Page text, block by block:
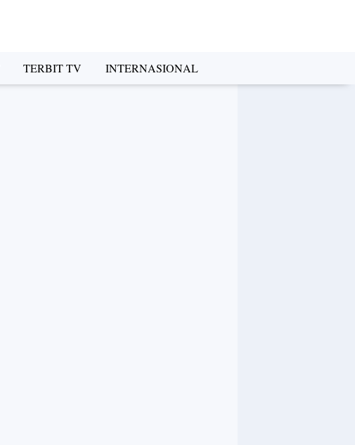
TERBIT TV INTERNASIONAL